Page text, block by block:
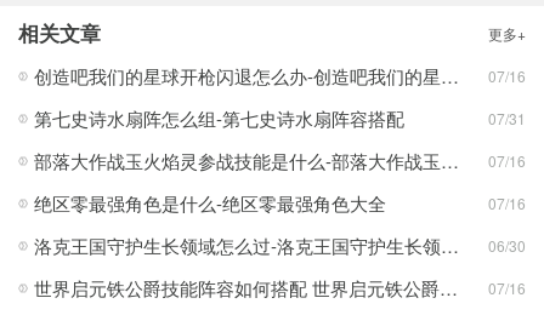
相关文章 更多+
创造吧我们的星球开枪闪退怎么办-创造吧我们的星球开枪闪退合集 07/16
第七史诗水扇阵怎么组-第七史诗水扇阵容搭配 07/31
部落大作战玉火焰灵参战技能是什么-部落大作战玉火焰灵参战技能合集 07/16
绝区零最强角色是什么-绝区零最强角色大全 07/16
洛克王国守护生长领域怎么过-洛克王国守护生长领域通关攻略 06/30
世界启元铁公爵技能阵容如何搭配 世界启元铁公爵技能阵容搭配合集 07/16